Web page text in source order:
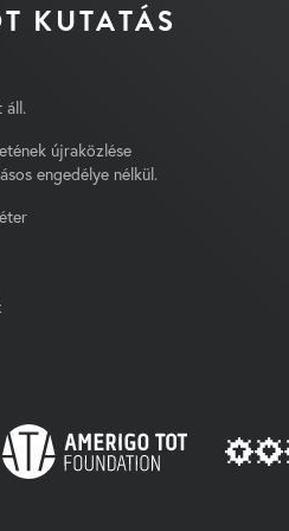
KUTATÁS
áll.
újraközlése
engedélye nélkül.